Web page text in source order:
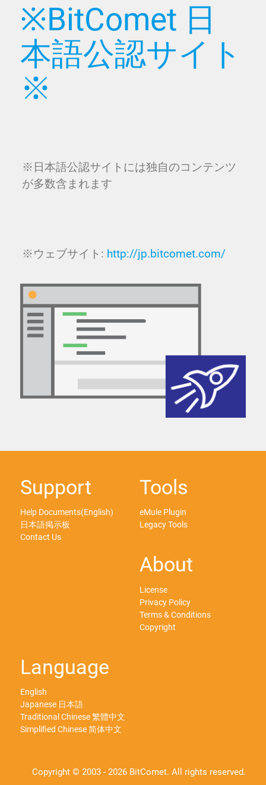
※BitComet 日
本語公認サイト
※
※日本語公認サイトには独自のコンテンツ
が多数含まれます
※ウェブサイト: http://jp.bitcomet.com/
Support
Help Documents(English)
日本語掲示板
Contact Us
Tools
eMule Plugin
Legacy Tools
About
License
Privacy Policy
Terms & Conditions
Copyright
Language
English
Japanese 日本語
Traditional Chinese 繁體中文
Simplified Chinese 简体中文
Copyright © 2003 - 2026 BitComet. All rights reserved.